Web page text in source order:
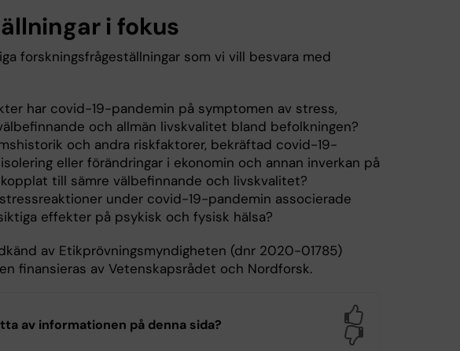
i fokus
forskningsfrågeställningar som vi vill besvara med
har covid-19-pandemin på symptomen av stress,
och allmän livskvalitet bland befolkningen?
och andra riskfaktorer, bekräftad covid-19-
eller förändringar i ekonomin och annan inverkan på
till sämre välbefinnande och livskvalitet?
under covid-19-pandemin associerade
effekter på psykisk och fysisk hälsa?
av Etikprövningsmyndigheten (dnr 2020-01785)
finansieras av Vetenskapsrådet och Nordforsk.
av informationen på denna sida?